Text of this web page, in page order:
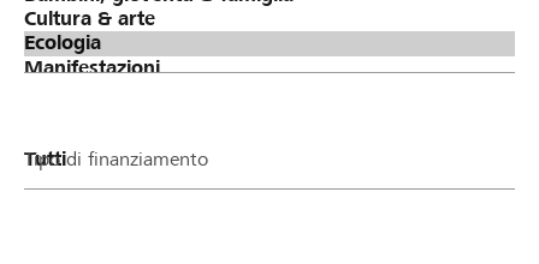
Tipo di finanziamento